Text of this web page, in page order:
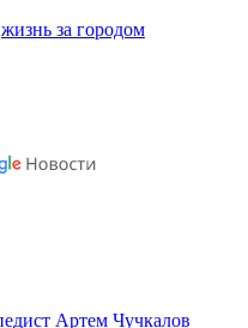
жизнь за городом